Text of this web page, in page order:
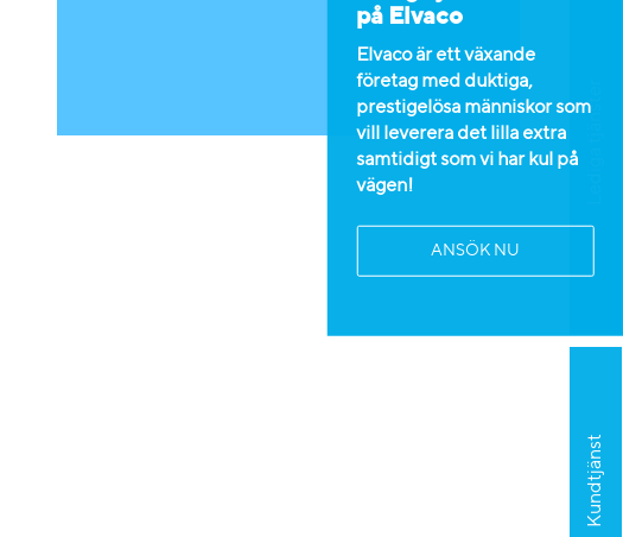
Kundtjänst
Lediga tjänster
på Elvaco
Elvaco är ett växande
företag med duktiga,
prestigelösa människor som
vill leverera det lilla extra
samtidigt som vi har kul på
vägen!
ANSÖK NU